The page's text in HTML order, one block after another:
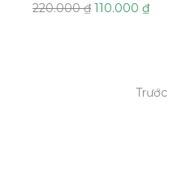
220.000₫ 110.000 ₫
Trước